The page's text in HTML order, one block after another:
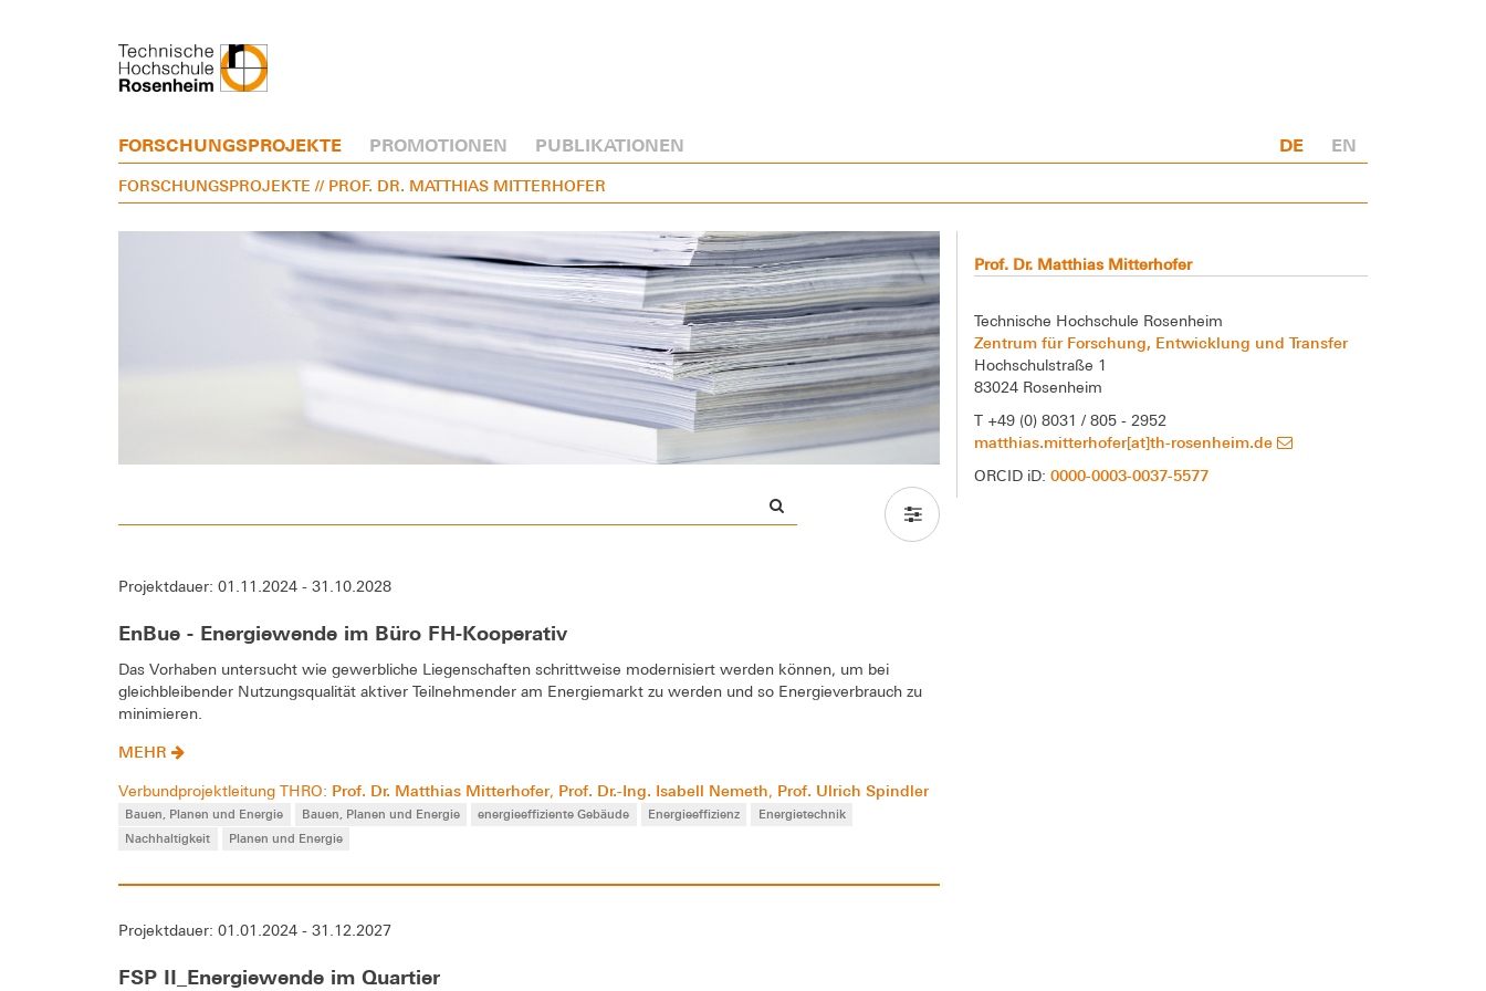
FORSCHUNGSPROJEKTE PROMOTIONEN PUBLIKATIONEN DE EN
FORSCHUNGSPROJEKTE // PROF. DR. MATTHIAS MITTERHOFER
Projektdauer: 01.11.2024 - 31.10.2028
EnBue - Energiewende im Büro FH-Kooperativ
Das Vorhaben untersucht wie gewerbliche Liegenschaften schrittweise modernisiert werden können, um bei
gleichbleibender Nutzungsqualität aktiver Teilnehmender am Energiemarkt zu werden und so Energieverbrauch zu
minimieren.
MEHR
Verbundprojektleitung THRO: Prof. Dr. Matthias Mitterhofer, Prof. Dr.-Ing. Isabell Nemeth, Prof. Ulrich Spindler
Bauen, Planen und Energie Bauen, Planen und Energie energieeffiziente Gebäude Energieeffizienz
Energietechnik
Nachhaltigkeit
Planen und Energie
Projektdauer: 01.01.2024 - 31.12.2027
FSP II_Energiewende im Quartier
Prof. Dr. Matthias Mitterhofer
Technische Hochschule Rosenheim
Zentrum für Forschung, Entwicklung und Transfer
Hochschulstraße 1
83024 Rosenheim
T +49 (0) 8031 / 805 - 2952
matthias.mitterhofer[at]th-rosenheim.de
ORCID iD:0000-0003-0037-5577